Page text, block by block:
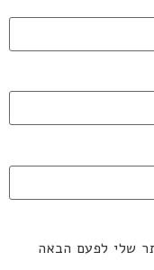
שלי לפעם הבאה